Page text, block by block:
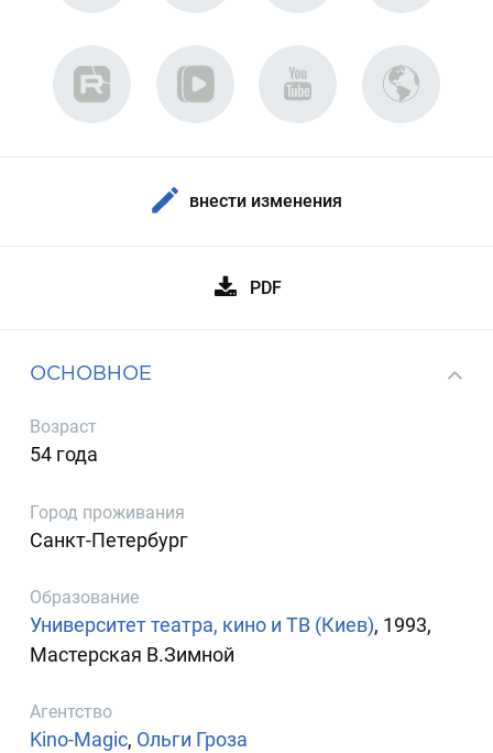
внести изменения
PDF
ОСНОВНОЕ
Возраст
54 года
Город проживания
Санкт-Петербург
Образование
Университет театра, кино и ТВ (Киев), 1993,
Мастерская В.Зимной
Агентство
Kino-Magic, Ольги Гроза